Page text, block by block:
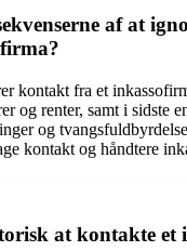
af at
kontakt fra et
og renter, samt i sidste
og
kontakt og håndtere
at kontakte et